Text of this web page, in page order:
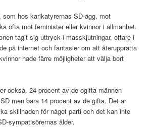
som hos karikatyrernas SD-ägg, mot
ofta mot feminister eller kvinnor i allmänhet.
tagit sig uttryck i masskjutningar, oftare i
på internet och fantasier om att återupprätta
hade färre möjligheter att välja bort
också. 24 procent av de ogifta männen
men bara 14 procent av de gifta. Det är
skillnaden för något parti och det kan inte
sympatisörernas ålder.